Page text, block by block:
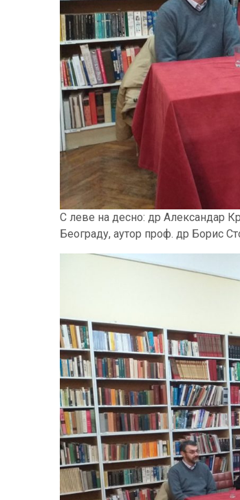
С леве на десно: др Александар
Београду, аутор проф. др Борис